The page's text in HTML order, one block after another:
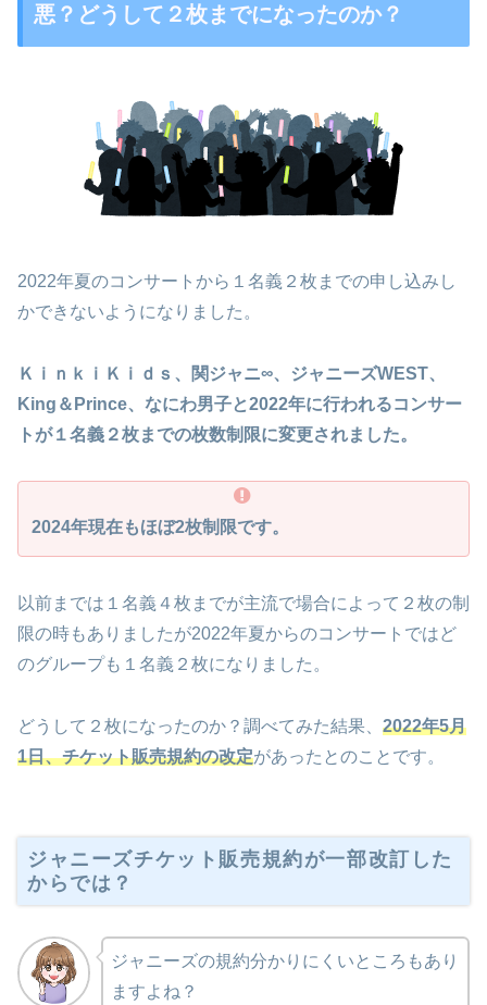
悪？どうして２枚までになったのか？
2022年夏のコンサートから１名義２枚までの申し込みし
かできないようになりました。
ＫｉｎｋｉＫｉｄｓ、関ジャニ∞、ジャニーズWEST、
King＆Prince、なにわ男子と2022年に行われるコンサー
トが１名義２枚までの枚数制限に変更されました。
2024年現在もほぼ2枚制限です。
以前までは１名義４枚までが主流で場合によって２枚の制
限の時もありましたが2022年夏からのコンサートではど
のグループも１名義２枚になりました。
どうして２枚になったのか？調べてみた結果、 2022年5月
1日、チケット販売規約の改定があったとのことです。
ジャニーズチケット販売規約が一部改訂した
からでは？
ジャニーズの規約分かりにくいところもあり
ますよね？